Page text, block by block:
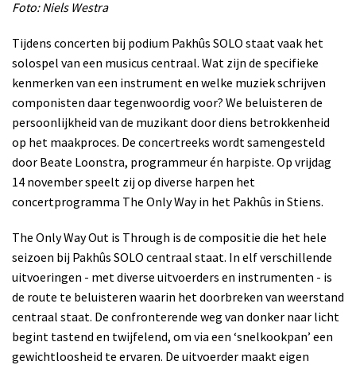
Foto: Niels Westra
Tijdens concerten bij podium Pakhûs SOLO staat vaak het
solospel van een musicus centraal. Wat zijn de specifieke
kenmerken van een instrument en welke muziek schrijven
componisten daar tegenwoordig voor? We beluisteren de
persoonlijkheid van de muzikant door diens betrokkenheid
op het maakproces. De concertreeks wordt samengesteld
door Beate Loonstra, programmeur én harpiste. Op vrijdag
14 november speelt zij op diverse harpen het
concertprogramma The Only Way in het Pakhûs in Stiens.
The Only Way Out is Through is de compositie die het hele
seizoen bij Pakhûs SOLO centraal staat. In elf verschillende
uitvoeringen - met diverse uitvoerders en instrumenten - is
de route te beluisteren waarin het doorbreken van weerstand
centraal staat. De confronterende weg van donker naar licht
begint tastend en twijfelend, om via een ‘snelkookpan’ een
gewichtloosheid te ervaren. De uitvoerder maakt eigen